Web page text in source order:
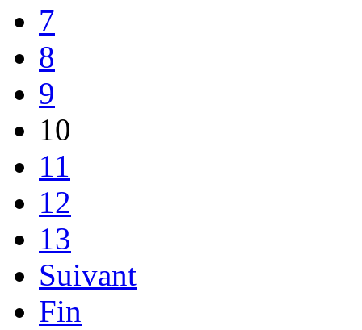
7
8
9
10
11
12
13
Suivant
Fin